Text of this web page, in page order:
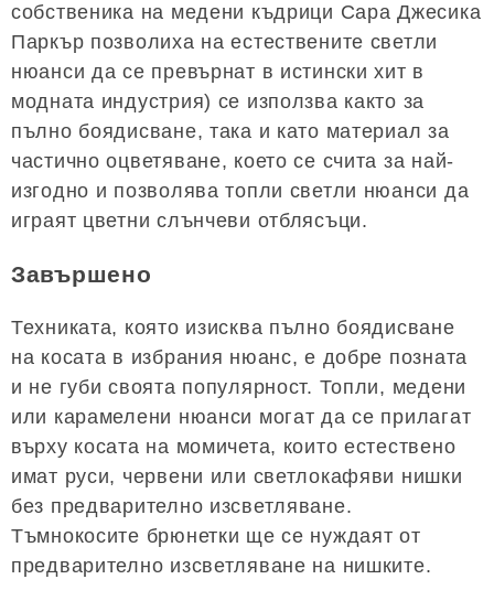
собственика на медени къдрици Сара Джесика
Паркър позволиха на естествените светли
нюанси да се превърнат в истински хит в
модната индустрия) се използва както за
пълно боядисване, така и като материал за
частично оцветяване, което се счита за най-
изгодно и позволява топли светли нюанси да
играят цветни слънчеви отблясъци.
Завършено
Техниката, която изисква пълно боядисване
на косата в избрания нюанс, е добре позната
и не губи своята популярност. Топли, медени
или карамелени нюанси могат да се прилагат
върху косата на момичета, които естествено
имат руси, червени или светлокафяви нишки
без предварително изсветляване.
Тъмнокосите брюнетки ще се нуждаят от
предварително изсветляване на нишките.